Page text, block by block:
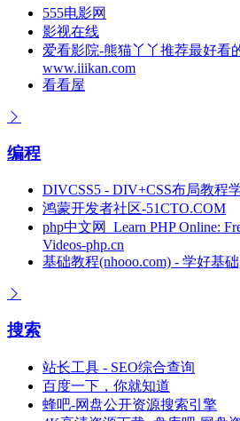
555电影网
影视在线
爱看影院-熊猫丫丫推荐最好看
www.iiikan.com
看看屋
编程
DIVCSS5 - DIV+CSS布局教程
鸿蒙开发者社区-51CTO.COM
php中文网_Learn PHP Online:
Videos-php.cn
基础教程(nhooo.com) - 学好基
搜索
站长工具 - SEO综合查询
百度一下，你就知道
蜂吧-网盘公开资源搜索引擎